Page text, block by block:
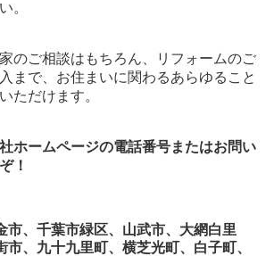
。
のご相談はもちろん、リフォームのご
まで、お住まいに関わるあらゆること
ただけます。
ホームページの電話番号またはお問い
！
市、千葉市緑区、山武市、大網白里
市、九十九里町、横芝光町、白子町、